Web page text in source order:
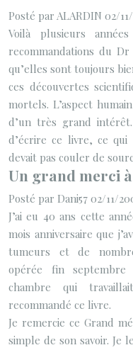
Posté par ALARDIN 02/
Voilà plusieurs
recommandations du
qu’elles sont toujours
ces découvertes
mortels. L’aspect
d’un très grand
d’écrire ce livre, ce qui
devait pas couler de
Un grand merci
Posté par Dani57 02/11/
J’ai eu 40 ans cette
mois anniversaire que
tumeurs et de
opérée fin septembre
chambre qui
recommandé ce livre.
Je remercie ce Grand
simple de son savoir. Je